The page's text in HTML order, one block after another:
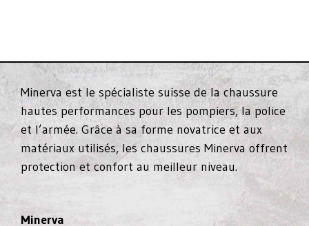
Minerva est le spécialiste suisse de la chaussure
hautes performances pour les pompiers, la police
et l’armée. Grâce à sa forme novatrice et aux
matériaux utilisés, les chaussures Minerva offrent
protection et confort au meilleur niveau.
Minerva